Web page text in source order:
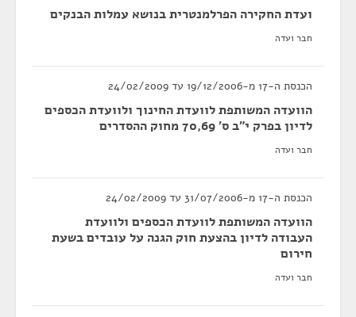
ועדת החקירה הפרלמנטרית בנושא עמלות הבנקים
חבר ועדה
הכנסת ה-17 מ-19/12/2006 עד 24/02/2009
הוועדה המשותפת לוועדת החינוך ולוועדת הכספים
לדיון בפרק י"ב ס' 70,69 מחוק ההסדרים
חבר ועדה
הכנסת ה-17 מ-31/07/2006 עד 24/02/2009
הוועדה המשותפת לוועדת הכספים ולוועדת
העבודה לדיון בהצעת חוק הגנה על עובדים בשעת
חירום
חבר ועדה